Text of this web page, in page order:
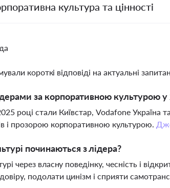
культура та цінності
короткі відповіді на актуальні
за корпоративною культурою у
році стали Київстар, Vodafone Україна
і прозорою корпоративною культурою.
починаються з лідера?
через власну поведінку, чесність і
подолати цинізм і сприяти